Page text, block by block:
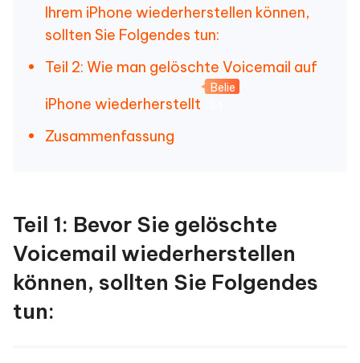
Ihrem iPhone wiederherstellen können,
sollten Sie Folgendes tun:
Teil 2: Wie man gelöschte Voicemail auf
iPhone wiederherstellt
Belie
Zusammenfassung
Teil 1: Bevor Sie gelöschte
Voicemail wiederherstellen
können, sollten Sie Folgendes
tun: